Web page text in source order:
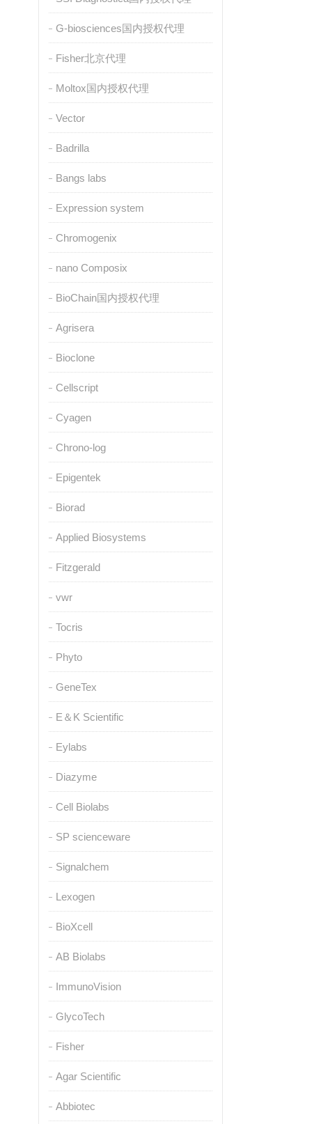
G-biosciences国内授权代理
Fisher北京代理
Moltox国内授权代理
Vector
Badrilla
Bangs labs
Expression system
Chromogenix
nano Composix
BioChain国内授权代理
Agrisera
Bioclone
Cellscript
Cyagen
Chrono-log
Epigentek
Biorad
Applied Biosystems
Fitzgerald
vwr
Tocris
Phyto
GeneTex
E＆K Scientific
Eylabs
Diazyme
Cell Biolabs
SP scienceware
Signalchem
Lexogen
BioXcell
AB Biolabs
ImmunoVision
GlycoTech
Fisher
Agar Scientific
Abbiotec